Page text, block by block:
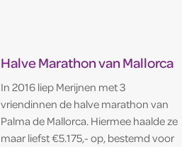
Halve Marathon van Mallorca
In 2016 liep Merijnen met 3
vriendinnen de halve marathon van
Palma de Mallorca. Hiermee haalde ze
maar liefst €5.175,- op, bestemd voor